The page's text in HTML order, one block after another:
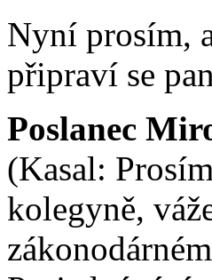
Nyní prosím,
připraví se
Poslanec
(Kasal:
kolegyně,